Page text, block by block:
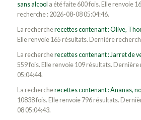
sans alcool a été faite 600 fois. Elle renvoie
recherche : 2026-08-08 05:04:46.
La rechercherecettes contenant : Olive,
Elle renvoie 165 résultats. Dernière
La rechercherecettes contenant : Jarret de
559 fois. Elle renvoie 109 résultats.
05:04:44.
La rechercherecettes contenant : Ananas,
10838 fois. Elle renvoie 796 résultats.
08 05:04:43.